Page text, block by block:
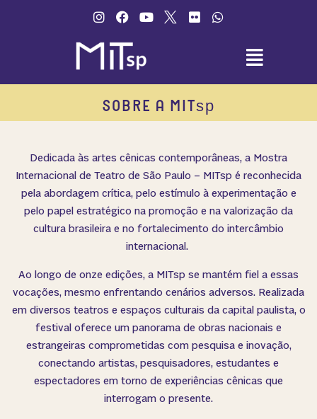
SOBRE A MITsp
Dedicada às artes cênicas contemporâneas, a Mostra
Internacional de Teatro de São Paulo – MITsp é reconhecida
pela abordagem crítica, pelo estímulo à experimentação e
pelo papel estratégico na promoção e na valorização da
cultura brasileira e no fortalecimento do intercâmbio
internacional.
Ao longo de onze edições, a MITsp se mantém fiel a essas
vocações, mesmo enfrentando cenários adversos. Realizada
em diversos teatros e espaços culturais da capital paulista, o
festival oferece um panorama de obras nacionais e
estrangeiras comprometidas com pesquisa e inovação,
conectando artistas, pesquisadores, estudantes e
espectadores em torno de experiências cênicas que
interrogam o presente.